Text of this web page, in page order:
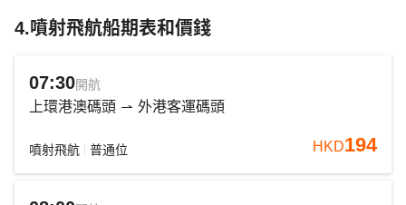
4.噴射飛航船期表和價錢
07:30開航
上環港澳碼頭 外港客運碼頭
噴射飛航 普通位 HKD194